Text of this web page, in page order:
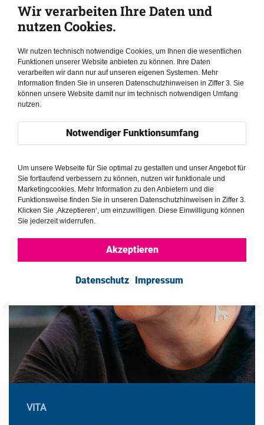
VITA
Wir verarbeiten Ihre Daten und
nutzen Cookies.
Wir nutzen technisch notwendige Cookies, um Ihnen die wesentlichen
Funktionen unserer Website anbieten zu können. Ihre Daten
verarbeiten wir dann nur auf unseren eigenen Systemen. Mehr
Information finden Sie in unseren Datenschutzhinweisen in Ziffer 3. Sie
können unsere Website damit nur im technisch notwendigen Umfang
nutzen.
Notwendiger Funktionsumfang
Um unsere Webseite für Sie optimal zu gestalten und unser Angebot für
Sie fortlaufend verbessern zu können, nutzen wir funktionale und
Marketingcookies. Mehr Information zu den Anbietern und die
Funktionsweise finden Sie in unseren Datenschutzhinweisen in Ziffer 3.
Klicken Sie ‚Akzeptieren‘, um einzuwilligen. Diese Einwilligung können
Sie jederzeit widerrufen.
Akzeptieren
Datenschutz Impressum